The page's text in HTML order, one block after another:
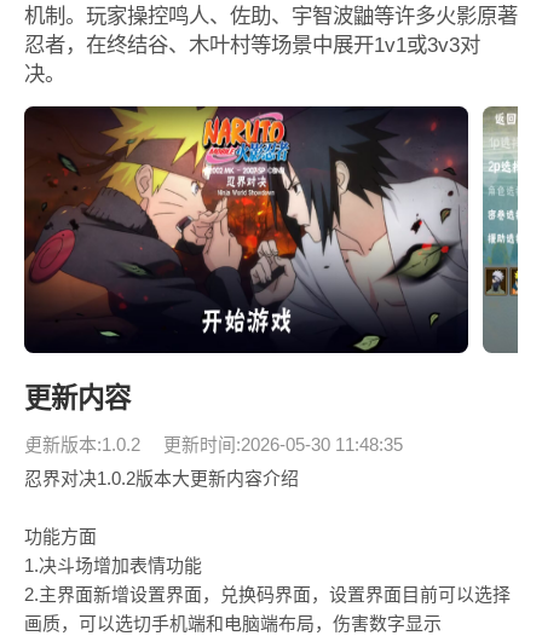
机制。玩家操控鸣人、佐助、宇智波鼬等许多火影原著
忍者，在终结谷、木叶村等场景中展开1v1或3v3对
决。
更新内容
更新版本:1.0.2
更新时间:2026-05-30 11:48:35
忍界对决1.0.2版本大更新内容介绍
功能方面
1.决斗场增加表情功能
2.主界面新增设置界面，兑换码界面，设置界面目前可以选择
画质，可以选切手机端和电脑端布局，伤害数字显示